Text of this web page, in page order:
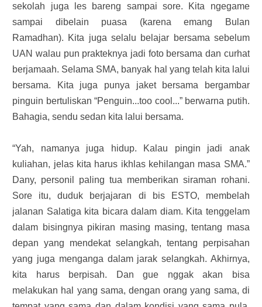
sekolah juga les bareng sampai sore. Kita ngegame
sampai dibelain puasa (karena emang Bulan
Ramadhan). Kita juga selalu belajar bersama sebelum
UAN walau pun prakteknya jadi foto bersama dan curhat
berjamaah. Selama SMA, banyak hal yang telah kita lalui
bersama. Kita juga punya jaket bersama bergambar
pinguin bertuliskan “Penguin...too cool...” berwarna putih.
Bahagia, sendu sedan kita lalui bersama.
“Yah, namanya juga hidup. Kalau pingin jadi anak
kuliahan, jelas kita harus ikhlas kehilangan masa SMA.”
Dany, personil paling tua memberikan siraman rohani.
Sore itu, duduk berjajaran di bis ESTO, membelah
jalanan Salatiga kita bicara dalam diam. Kita tenggelam
dalam bisingnya pikiran masing masing, tentang masa
depan yang mendekat selangkah, tentang perpisahan
yang juga menganga dalam jarak selangkah. Akhirnya,
kita harus berpisah. Dan gue nggak akan bisa
melakukan hal yang sama, dengan orang yang sama, di